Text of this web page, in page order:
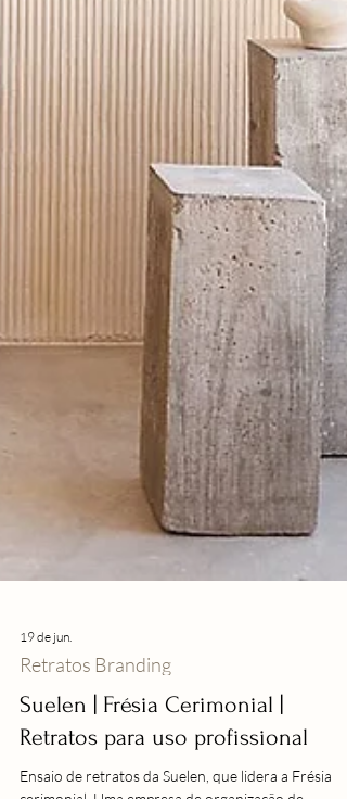
19 de jun.
Retratos Branding